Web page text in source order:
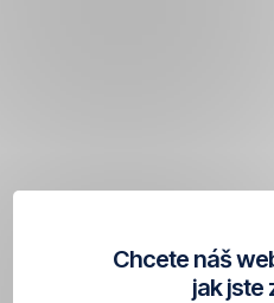
Chcete náš
jak jste